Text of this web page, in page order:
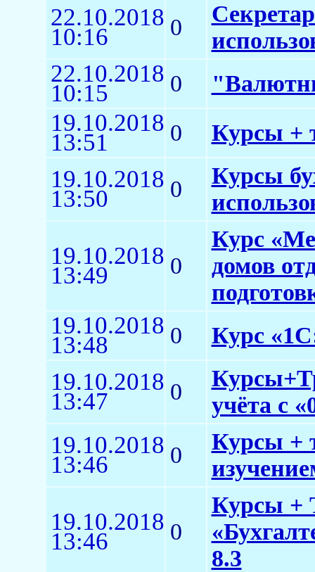
22.10.2018
10:16 0
22.10.2018
10:15 0
19.10.2018
13:51 0 Курсы +
19.10.2018
13:50 0
Курсы
19.10.2018
13:49 0
Курс
домов
19.10.2018
13:48 0 Курс
19.10.2018
13:47 0
учёта с
19.10.2018
13:46 0
Курсы +
19.10.2018
13:46 0
Курсы +
8.3